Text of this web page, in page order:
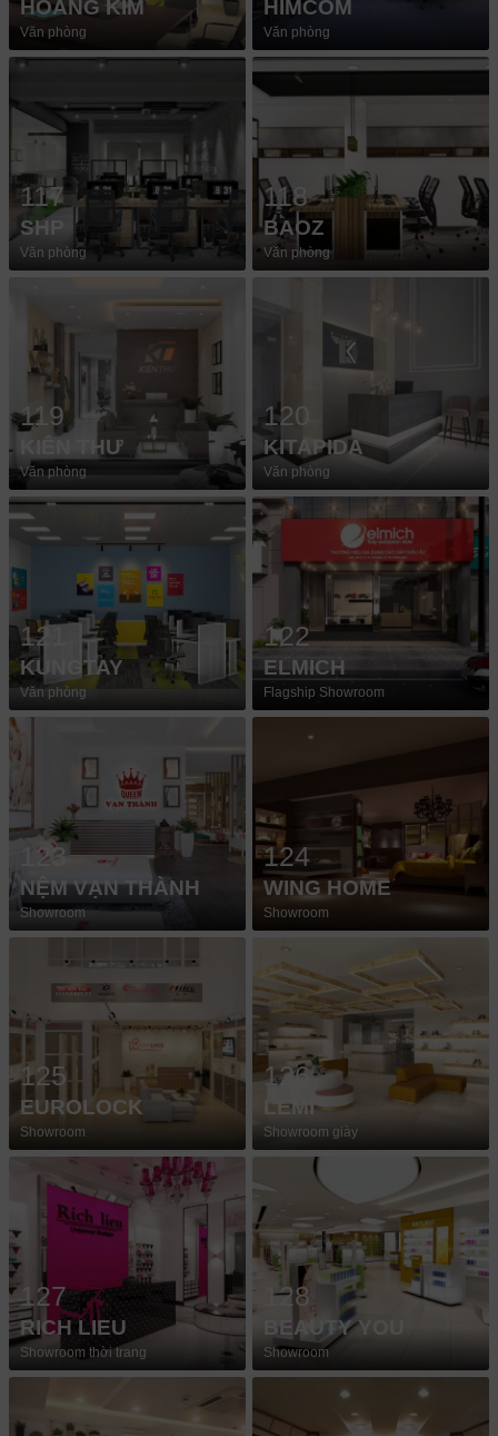
HOÀNG KIM
Văn phòng
HIMCOM
Văn phòng
117
SHP
Văn phòng
118
BAOZ
Văn phòng
119
KIÊN THƯ
Văn phòng
120
KITAPIDA
Văn phòng
121
KUNGTAY
Văn phòng
122
ELMICH
Flagship Showroom
123
NỆM VẠN THÀNH
Showroom
124
WING HOME
Showroom
125
EUROLOCK
Showroom
126
LEMI
Showroom giày
127
RICH LIEU
Showroom thời trang
128
BEAUTY YOU
Showroom